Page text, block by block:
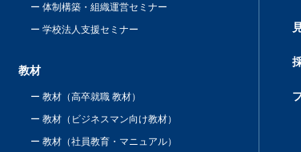
体制構築・組織運営セミナー
学校法人支援セミナー
教材
教材（高卒就職 教材）
教材（ビジネスマン向け教材）
教材（社員教育・マニュアル）